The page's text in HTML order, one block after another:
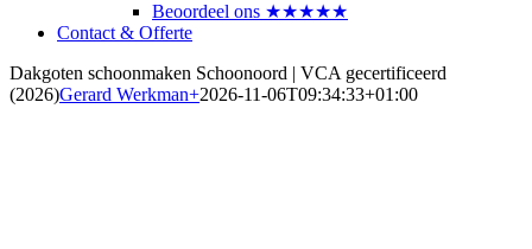
Beoordeel ons ★★★★★
Contact & Offerte
Dakgoten schoonmaken Schoonoord | VCA gecertificeerd
(2026)Gerard Werkman+2026-11-06T09:34:33+01:00